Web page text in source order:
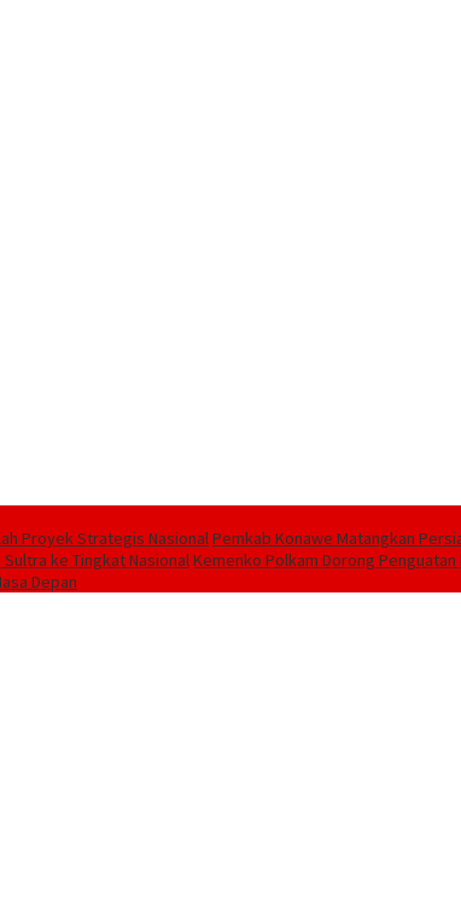
Proyek Strategis NasionalPemkab Konawe Matangkan
ke Tingkat NasionalKemenko Polkam Dorong
Depan